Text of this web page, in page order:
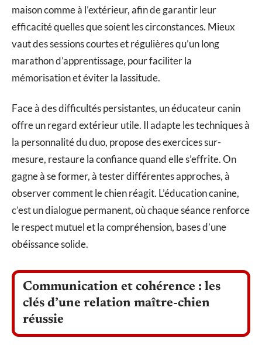
maison comme à l’extérieur, afin de garantir leur
efficacité quelles que soient les circonstances. Mieux
vaut des sessions courtes et régulières qu’un long
marathon d’apprentissage, pour faciliter la
mémorisation et éviter la lassitude.
Face à des difficultés persistantes, un éducateur canin
offre un regard extérieur utile. Il adapte les techniques à
la personnalité du duo, propose des exercices sur-
mesure, restaure la confiance quand elle s’effrite. On
gagne à se former, à tester différentes approches, à
observer comment le chien réagit. L’éducation canine,
c’est un dialogue permanent, où chaque séance renforce
le respect mutuel et la compréhension, bases d’une
obéissance solide.
Communication et cohérence : les
clés d’une relation maître-chien
réussie